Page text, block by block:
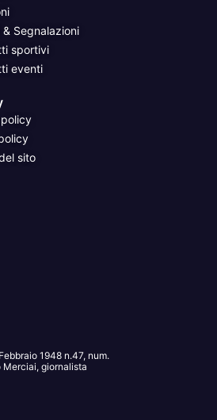
Segnalazioni
sportivi
eventi
sito
1948 n.47, num.
Merciai, giornalista